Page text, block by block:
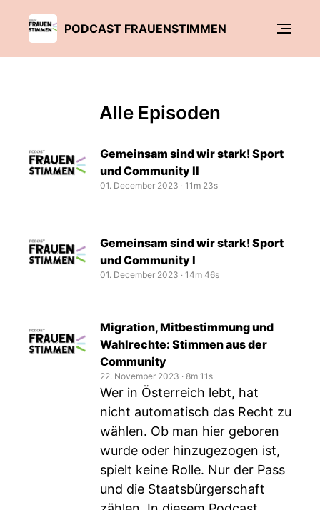
PODCAST FRAUENSTIMMEN
Alle Episoden
Gemeinsam sind wir stark! Sport
und Community II
01. December 2023 ‧ 11m 23s
Gemeinsam sind wir stark! Sport
und Community I
01. December 2023 ‧ 14m 46s
Migration, Mitbestimmung und
Wahlrechte: Stimmen aus der
Community
22. November 2023 ‧ 8m 11s
Wer in Österreich lebt, hat
nicht automatisch das Recht zu
wählen. Ob man hier geboren
wurde oder hinzugezogen ist,
spielt keine Rolle. Nur der Pass
und die Staatsbürgerschaft